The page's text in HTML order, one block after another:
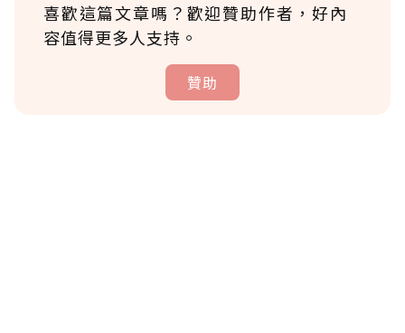
喜歡這篇文章嗎？歡迎贊助作者，好內
容值得更多人支持。
贊助